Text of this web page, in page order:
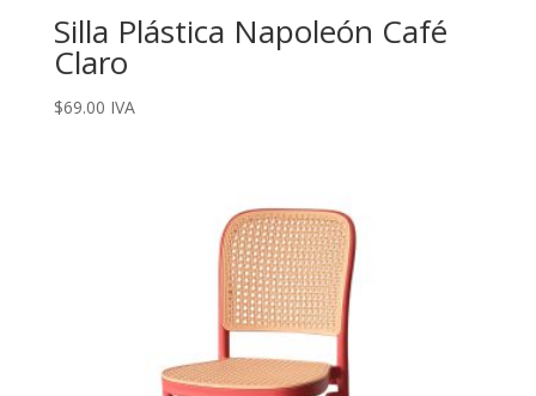
Silla Plástica Napoleón Café
Claro
$69.00 IVA